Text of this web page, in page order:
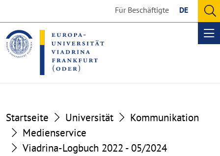
the
content
section
the
footer
section
Für Beschäftigte DE
Startseite Universität
Kommunikation
Medienservice
Viadrina-Logbuch 2022 - 05/2024